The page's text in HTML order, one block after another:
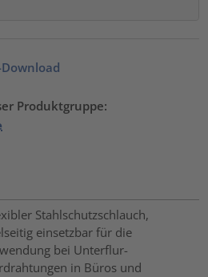
Download
Produktgruppe:
Stahlschutzschlauch,
einsetzbar für die
bei Unterflur-
in Büros und